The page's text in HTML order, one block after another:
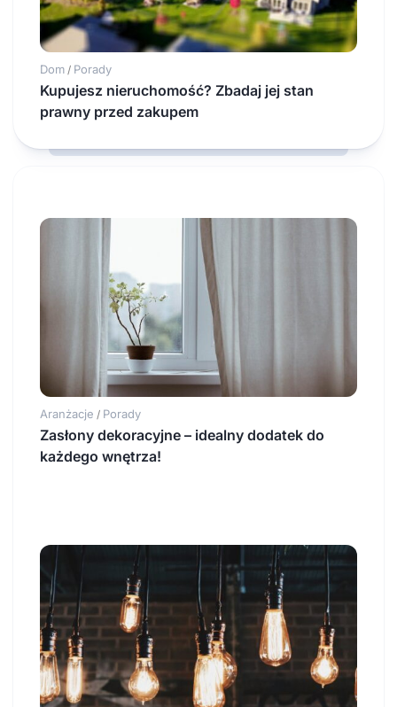
Dom / Porady
Kupujesz nieruchomość? Zbadaj jej stan
prawny przed zakupem
Aranżacje / Porady
Zasłony dekoracyjne – idealny dodatek do
każdego wnętrza!